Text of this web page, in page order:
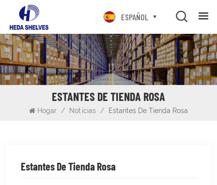
ESPAÑOL
ESTANTES DE TIENDA ROSA
Hogar / Noticias / Estantes De Tienda Rosa
Estantes De Tienda Rosa